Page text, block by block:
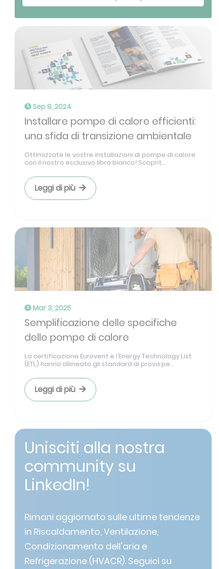
Sep 9, 2024
Installare pompe di calore efficienti:
una sfida di transizione ambientale
Ottimizzate le vostre installazioni di pompe di calore
con il nostro esclusivo libro bianco! Scoprit...
Leggi di più
Mar 3, 2025
Semplificazione delle specifiche
delle pompe di calore
La certificazione Eurovent e l'Energy Technology List
(ETL) hanno allineato gli standard di prova pe...
Leggi di più
Unisciti alla nostra
community su
LinkedIn!
Rimani aggiornato sulle ultime tendenze
in Riscaldamento, Ventilazione,
Condizionamento dell'aria e
Refrigerazione (HVACR). Seguici su